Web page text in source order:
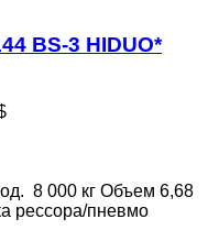
BS-3 HIDUO*
8 000 кг Объем 6,68
рессора/пневмо